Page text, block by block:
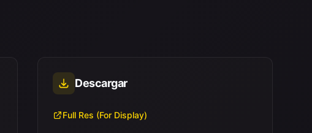
Descargar
Full Res (For Display)